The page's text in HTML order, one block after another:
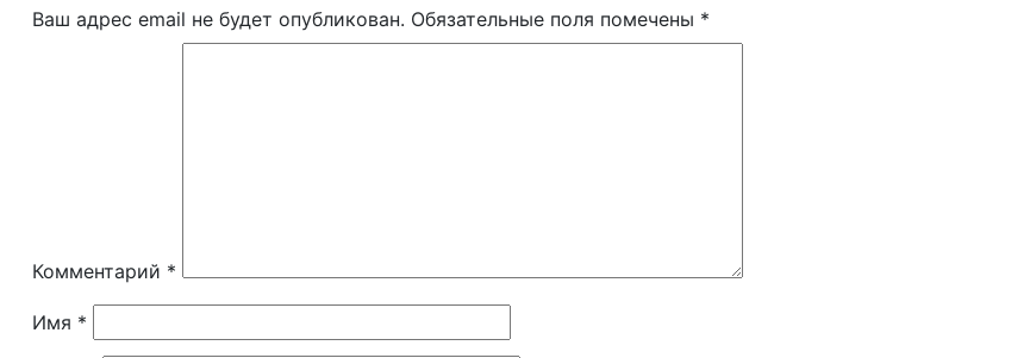
Ваш адрес email не будет опубликован. Обязательные поля помечены *
Комментарий *
Имя *